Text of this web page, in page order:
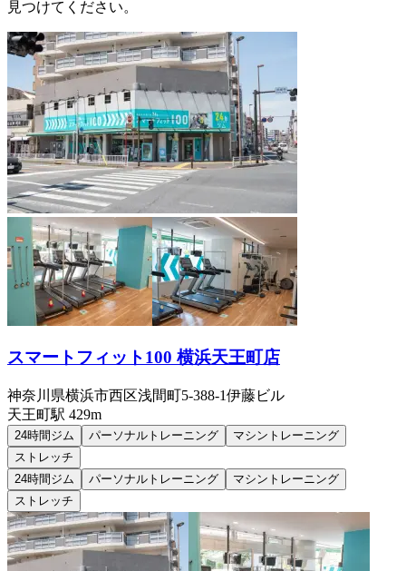
見つけてください。
スマートフィット100 横浜天王町店
神奈川県横浜市西区浅間町5-388-1伊藤ビル
天王町駅 429m
24時間ジム パーソナルトレーニング
マシントレーニング
ストレッチ
24時間ジム
パーソナルトレーニング
マシントレーニング
ストレッチ